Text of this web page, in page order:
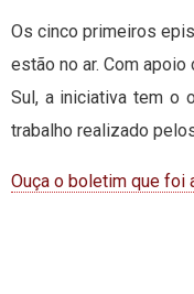
Os cinco primeiros
estão no ar. Com
Sul, a iniciativa tem o
trabalho realizado
Ouça o boletim que foi